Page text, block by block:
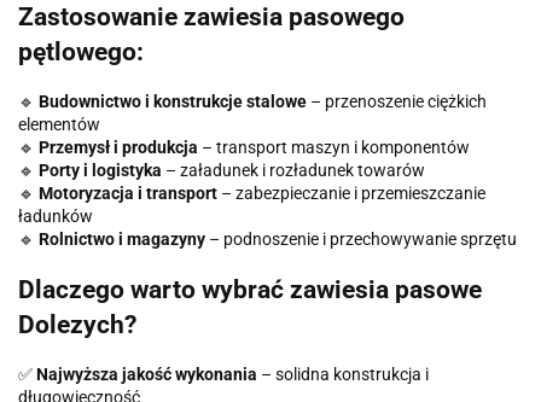
Zastosowanie zawiesia pasowego
pętlowego:
🔹 Budownictwo i konstrukcje stalowe – przenoszenie ciężkich
elementów
🔹 Przemysł i produkcja – transport maszyn i komponentów
🔹 Porty i logistyka – załadunek i rozładunek towarów
🔹 Motoryzacja i transport – zabezpieczanie i przemieszczanie
ładunków
🔹 Rolnictwo i magazyny – podnoszenie i przechowywanie sprzętu
Dlaczego warto wybrać zawiesia pasowe
Dolezych?
✅Najwyższa jakość wykonania – solidna konstrukcja i
długowieczność